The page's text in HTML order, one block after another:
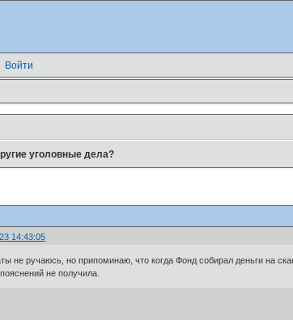
Войти
уголовные дела?
14:43:05
не ручаюсь, но припоминаю, что когда Фонд собирал деньги на
не получила.